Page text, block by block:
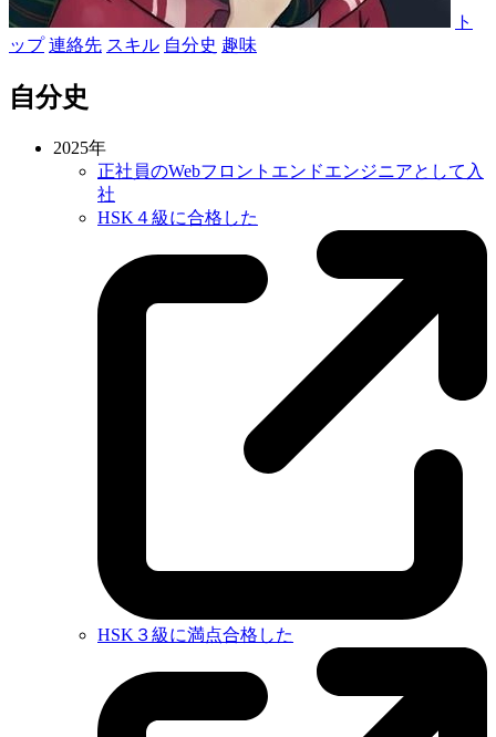
ト
ップ 連絡先 スキル 自分史 趣味
自分史
2025年
正社員のWebフロントエンドエンジニアとして入
社
HSK４級に合格した
HSK３級に満点合格した